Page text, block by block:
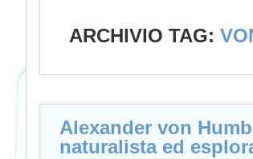
ARCHIVIO TAG:
Alexander von
naturalista ed